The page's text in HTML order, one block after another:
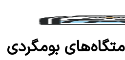
بومگردی